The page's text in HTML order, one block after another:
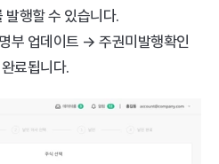
발행할 수 있습니다.
부 업데이트 → 주권미발행확인
료됩니다.